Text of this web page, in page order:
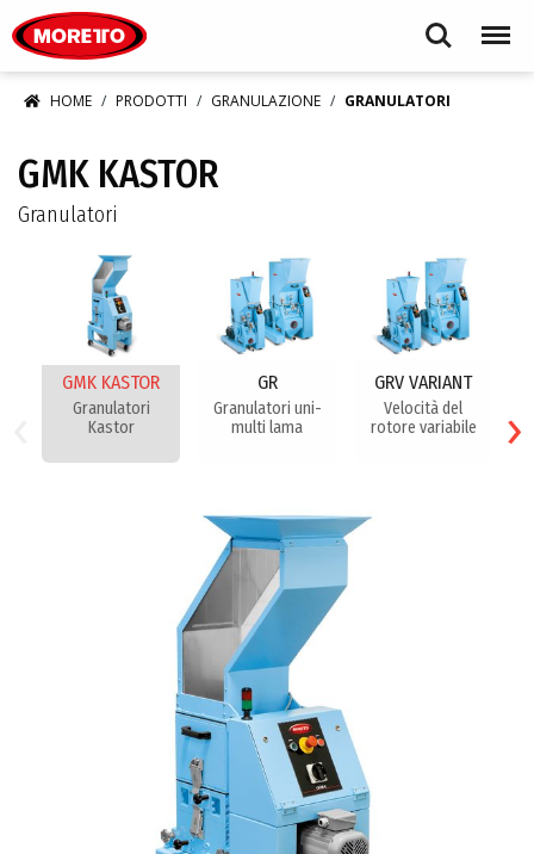
Search Menu
HOME PRODOTTI GRANULAZIONE GRANULATORI
GMK KASTOR
Granulatori
GMK KASTOR
Granulatori
Kastor
GR
Granulatori uni-
multi lama
GRV VARIANT
Velocità del
rotore variabile
›